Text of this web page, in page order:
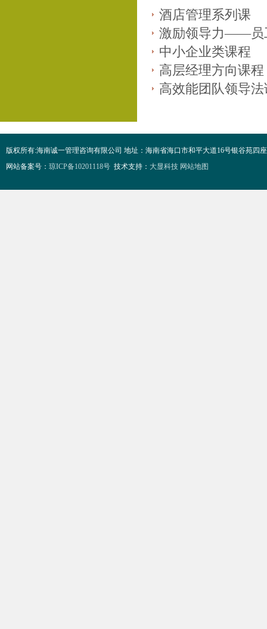
酒店管理系列课
激励领导力——员
中小企业类课程
高层经理方向课程
高效能团队领导
版权所有:海南诚一管理咨询有限公司 地址：海南省海口市和平大道16号银谷苑四座
网站备案号： 琼ICP备10201118号 技术支持： 大显科技 网站地图